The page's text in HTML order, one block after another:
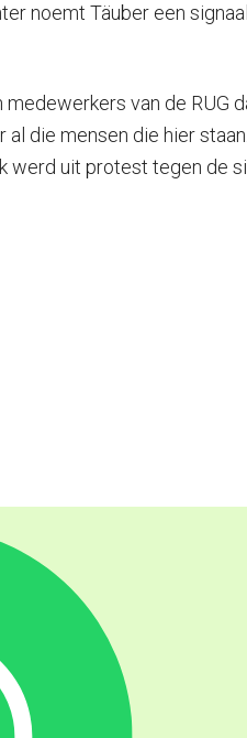
noemt Täuber een
van de RUG
die mensen die hier
uit protest tegen de